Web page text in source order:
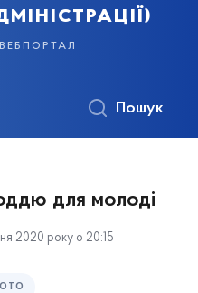
Пошук
для молоді
2020 року о 20:15